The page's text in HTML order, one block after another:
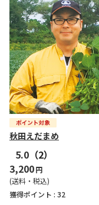
秋田えだまめ
5.0 （2）
3,200円
(送料・税込)
獲得ポイント : 32